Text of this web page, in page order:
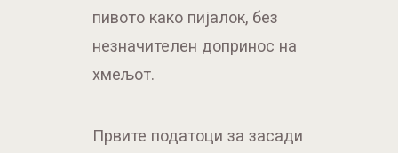
пивото како пијалок, без
незначителен допринос на
хмељот.
Првите податоци за засади